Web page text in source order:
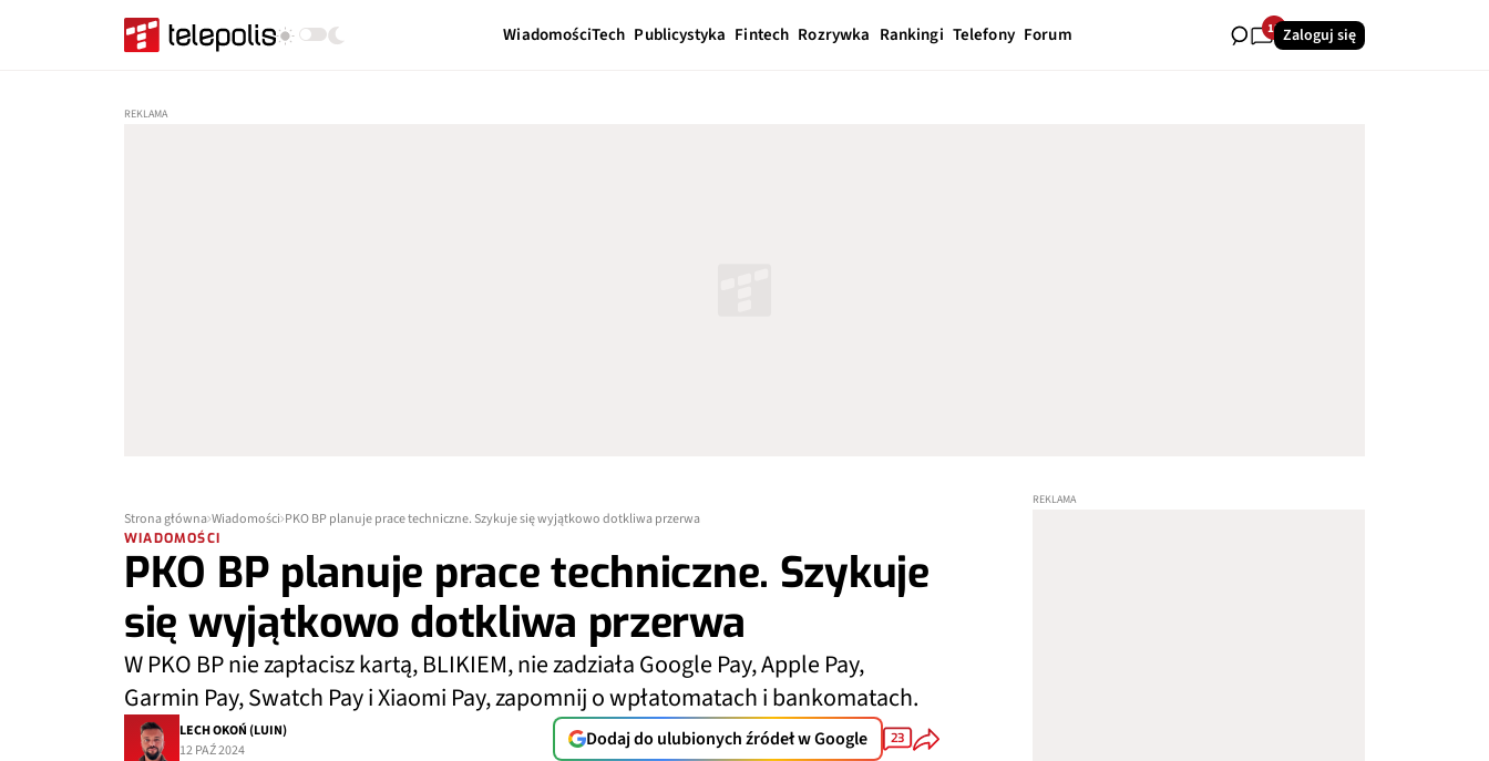
WiadomościTech Publicystyka Fintech Rozrywka Rankingi Telefony Forum 12Zaloguj się
Strona główna Wiadomości PKO BP planuje prace techniczne. Szykuje się wyjątkowo dotkliwa przerwa
WIADOMOŚCI
PKO BP planuje prace techniczne. Szykuje
się wyjątkowo dotkliwa przerwa
W PKO BP nie zapłacisz kartą, BLIKIEM, nie zadziała Google Pay, Apple Pay,
Garmin Pay, Swatch Pay i Xiaomi Pay, zapomnij o wpłatomatach i bankomatach.
LECH OKOŃ (LUIN)
12 PAŹ 2024
Dodaj do ulubionych źródeł w Google 23